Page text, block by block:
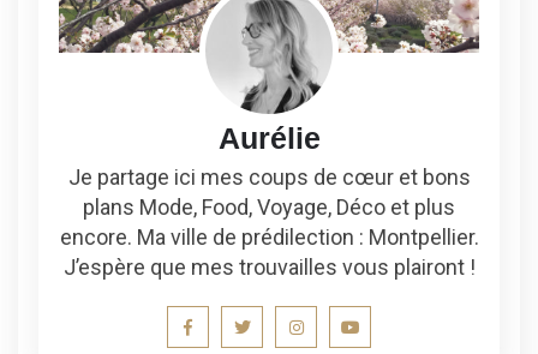
Aurélie
Je partage ici mes coups de cœur et bons
plans Mode, Food, Voyage, Déco et plus
encore. Ma ville de prédilection : Montpellier.
J’espère que mes trouvailles vous plairont !